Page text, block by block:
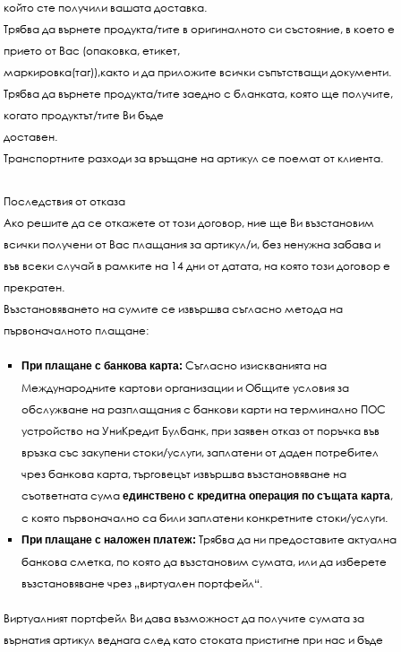
който сте получили вашата доставка.
Трябва да върнете продукта/тите в оригиналното си състояние, в което е
прието от Вас (опаковка, етикет,
маркировка(таг)),както и да приложите всички съпътстващи документи.
Трябва да върнете продукта/тите заедно с бланката, която ще получите,
когато продуктът/тите Ви бъде
доставен.
Транспортните разходи за връщане на артикул се поемат от клиента.
Последствия от отказа
Ако решите да се откажете от този договор, ние ще Ви възстановим
всички получени от Вас плащания за артикул/и, без ненужна забава и
във всеки случай в рамките на 14 дни от датата, на която този договор е
прекратен.
Възстановяването на сумите се извършва съгласно метода на
първоначалното плащане:
При плащане с банкова карта: Съгласно изискванията на
Международните картови организации и Общите условия за
обслужване на разплащания с банкови карти на терминално ПОС
устройство на УниКредит Булбанк, при заявен отказ от поръчка във
връзка със закупени стоки/услуги, заплатени от даден потребител
чрез банкова карта, търговецът извършва възстановяване на
съответната сума единствено с кредитна операция по същата карта,
с която първоначално са били заплатени конкретните стоки/услуги.
При плащане с наложен платеж: Трябва да ни предоставите актуална
банкова сметка, по която да възстановим сумата, или да изберете
възстановяване чрез „виртуален портфейл“.
Виртуалният портфейл Ви дава възможност да получите сумата за
върнатия артикул веднага след като стоката пристигне при нас и бъде